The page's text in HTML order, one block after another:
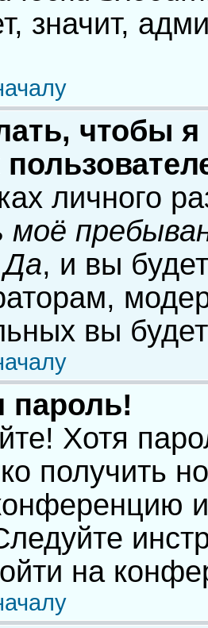
значит,
чтобы
личного
Да, и вы
вы
пароль!
Хотя
получить
на